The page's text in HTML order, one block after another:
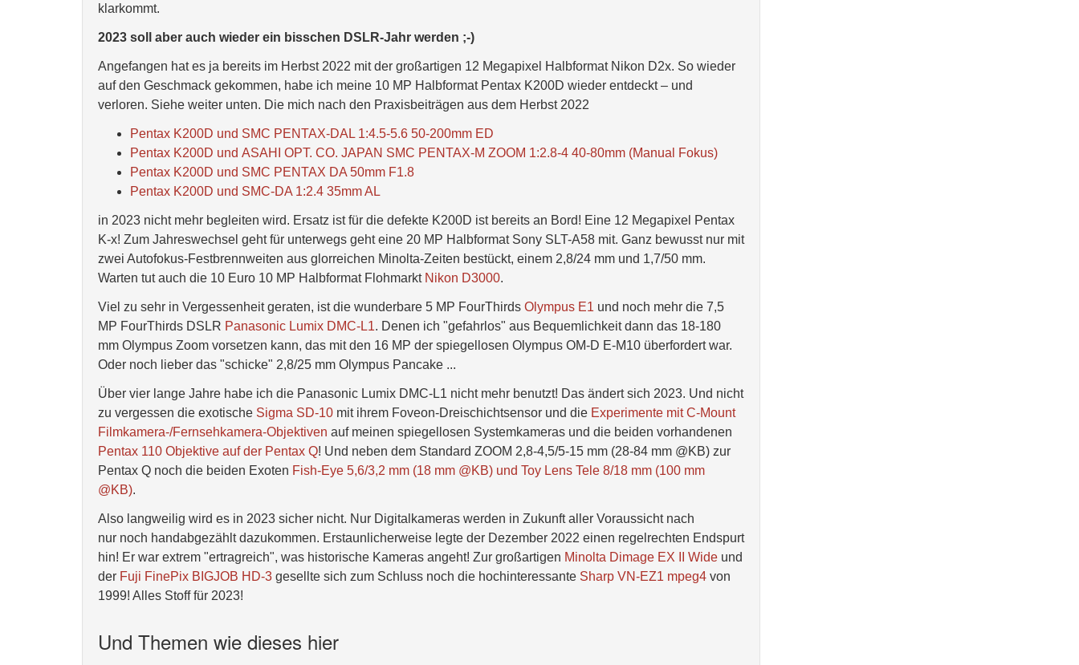
klarkommt.
2023 soll aber auch wieder ein bisschen DSLR-Jahr werden ;-)
Angefangen hat es ja bereits im Herbst 2022 mit der großartigen 12 Megapixel Halbformat Nikon D2x. So wieder
auf den Geschmack gekommen, habe ich meine 10 MP Halbformat Pentax K200D wieder entdeckt – und
verloren. Siehe weiter unten. Die mich nach den Praxisbeiträgen aus dem Herbst 2022
Pentax K200D und SMC PENTAX-DAL 1:4.5-5.6 50-200mm ED
Pentax K200D und ASAHI OPT. CO. JAPAN SMC PENTAX-M ZOOM 1:2.8-4 40-80mm (Manual Fokus)
Pentax K200D und SMC PENTAX DA 50mm F1.8
Pentax K200D und SMC-DA 1:2.4 35mm AL
in 2023 nicht mehr begleiten wird. Ersatz ist für die defekte K200D ist bereits an Bord! Eine 12 Megapixel Pentax
K-x! Zum Jahreswechsel geht für unterwegs geht eine 20 MP Halbformat Sony SLT-A58 mit. Ganz bewusst nur mit
zwei Autofokus-Festbrennweiten aus glorreichen Minolta-Zeiten bestückt, einem 2,8/24 mm und 1,7/50 mm.
Warten tut auch die 10 Euro 10 MP Halbformat Flohmarkt Nikon D3000.
Viel zu sehr in Vergessenheit geraten, ist die wunderbare 5 MP FourThirds Olympus E1 und noch mehr die 7,5
MP FourThirds DSLR Panasonic Lumix DMC-L1. Denen ich "gefahrlos" aus Bequemlichkeit dann das 18-180
mm Olympus Zoom vorsetzen kann, das mit den 16 MP der spiegellosen Olympus OM-D E-M10 überfordert war.
Oder noch lieber das "schicke" 2,8/25 mm Olympus Pancake ...
Über vier lange Jahre habe ich die Panasonic Lumix DMC-L1 nicht mehr benutzt! Das ändert sich 2023. Und nicht
zu vergessen die exotische Sigma SD-10 mit ihrem Foveon-Dreischichtsensor und die Experimente mit C-Mount
Filmkamera-/Fernsehkamera-Objektiven auf meinen spiegellosen Systemkameras und die beiden vorhandenen
Pentax 110 Objektive auf der Pentax Q! Und neben dem Standard ZOOM 2,8-4,5/5-15 mm (28-84 mm @KB) zur
Pentax Q noch die beiden Exoten Fish-Eye 5,6/3,2 mm (18 mm @KB) und Toy Lens Tele 8/18 mm (100 mm
@KB).
Also langweilig wird es in 2023 sicher nicht. Nur Digitalkameras werden in Zukunft aller Voraussicht nach
nur noch handabgezählt dazukommen. Erstaunlicherweise legte der Dezember 2022 einen regelrechten Endspurt
hin! Er war extrem "ertragreich", was historische Kameras angeht! Zur großartigen Minolta Dimage EX II Wide und
der Fuji FinePix BIGJOB HD-3 gesellte sich zum Schluss noch die hochinteressante Sharp VN-EZ1 mpeg4 von
1999! Alles Stoff für 2023!
Und Themen wie dieses hier